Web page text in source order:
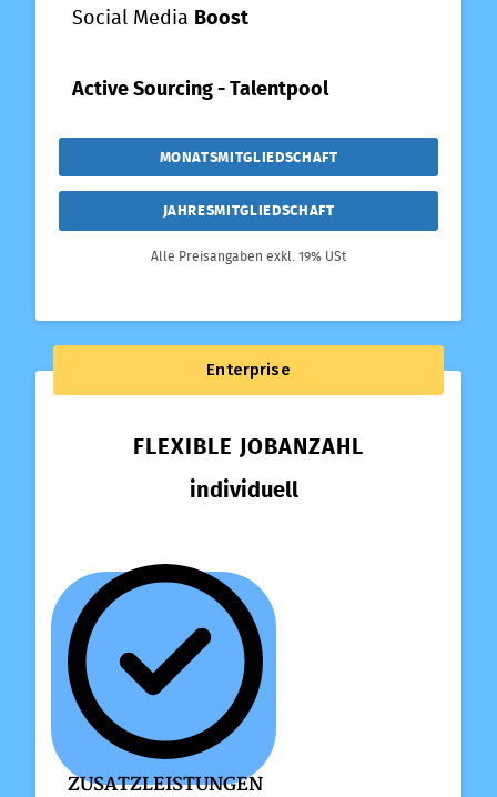
Social Media Boost
Active Sourcing - Talentpool
MONATSMITGLIEDSCHAFT
JAHRESMITGLIEDSCHAFT
Alle Preisangaben exkl. 19% USt
Enterprise
FLEXIBLE JOBANZAHL
individuell
ZUSATZLEISTUNGEN